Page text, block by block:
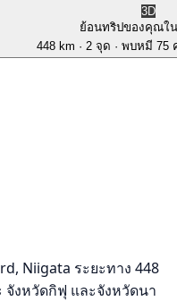
3D
ย้อนทริปของคุณใ
448 km · 2 จุด · พบหมี 75
Niigata ระยะทาง 448
จังหวัดกิฟุ และจังหวัดนา